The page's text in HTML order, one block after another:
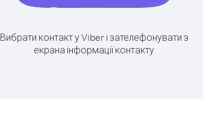
Вибрати контакт у Viber і зателефонувати з
екрана інформації контакту